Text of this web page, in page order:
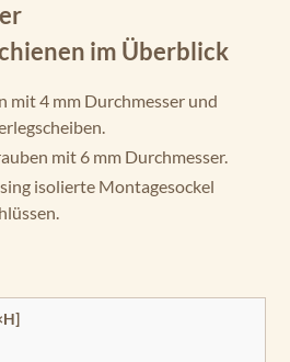
im Überblick
mit 4 mm Durchmesser und
mit 6 mm Durchmesser.
isolierte Montagesockel